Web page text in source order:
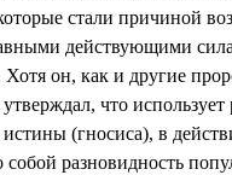
стали причиной
действующими
Хотя он, как и другие
что
(гносиса), в
собой разновидность